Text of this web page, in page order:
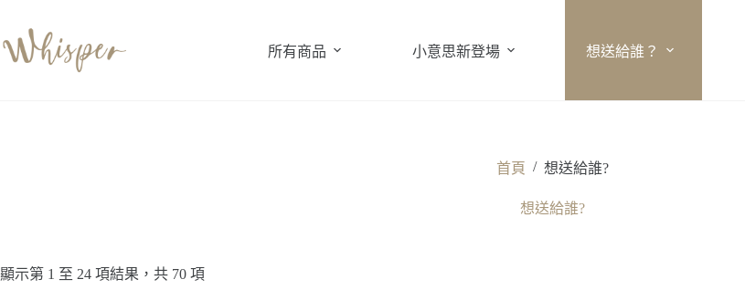
主
所有商品 小意思新登場 想送給誰？
首頁 / 想送給誰?
想送給誰?
顯示第 1 至 24 項結果，共 70 項